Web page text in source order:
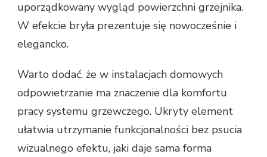
uporządkowany wygląd powierzchni grzejnika.
W efekcie bryła prezentuje się nowocześnie i
elegancko.
Warto dodać, że w instalacjach domowych
odpowietrzanie ma znaczenie dla komfortu
pracy systemu grzewczego. Ukryty element
ułatwia utrzymanie funkcjonalności bez psucia
wizualnego efektu, jaki daje sama forma